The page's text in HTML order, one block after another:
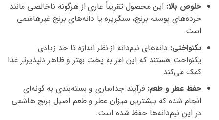
خلوص بالا: این محصول تقریباً عاری از هرگونه ناخالصی مانند
خرده‌های پوسته برنج، سنگریزه یا دانه‌های برنج غیرهاشمی
است.
یکنواختی: دانه‌های نیم‌دانه از نظر اندازه تا حد زیادی
یکنواخت هستند که این امر به پخت بهتر و ظاهر دلپذیرتر غذا
کمک می‌کند.
حفظ عطر و طعم: فرآیند جداسازی و بسته‌بندی به گونه‌ای
انجام شده که بیشترین میزان عطر و طعم اصیل برنج هاشمی
در این نیم‌دانه‌ها حفظ شده است.